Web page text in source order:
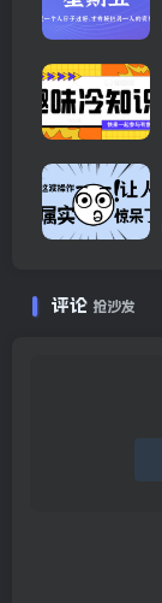
评论 抢沙发